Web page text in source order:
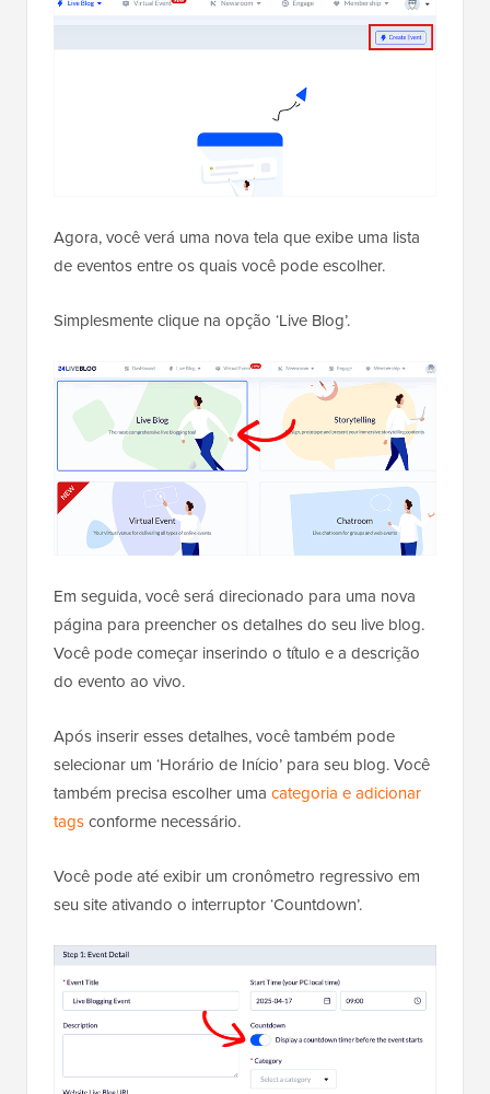
Agora, você verá uma nova tela que exibe uma lista
de eventos entre os quais você pode escolher.
Simplesmente clique na opção ‘Live Blog’.
Em seguida, você será direcionado para uma nova
página para preencher os detalhes do seu live blog.
Você pode começar inserindo o título e a descrição
do evento ao vivo.
Após inserir esses detalhes, você também pode
selecionar um ‘Horário de Início’ para seu blog. Você
também precisa escolher uma categoria e adicionar
tagsconforme necessário.
Você pode até exibir um cronômetro regressivo em
seu site ativando o interruptor ‘Countdown’.